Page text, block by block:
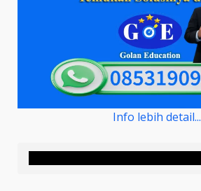
Info lebih detail...